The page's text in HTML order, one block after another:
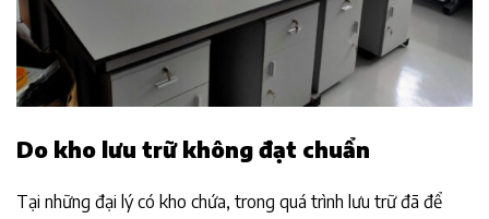
Do kho lưu trữ không đạt chuẩn
Tại những đại lý có kho chứa, trong quá trình lưu trữ đã để